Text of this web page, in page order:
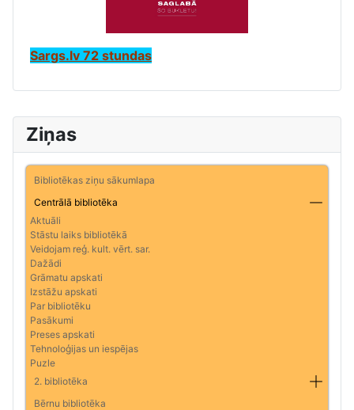
Ziņas
Bibliotēkas ziņu sākumlapa
Centrālā bibliotēka
Aktuāli
Stāstu laiks bibliotēkā
Veidojam reģ. kult. vērt. sar.
Dažādi
Grāmatu apskati
Izstāžu apskati
Par bibliotēku
Pasākumi
Preses apskati
Tehnoloģijas un iespējas
Puzle
2. bibliotēka
Bērnu bibliotēka
Sargs.lv 72 stundas